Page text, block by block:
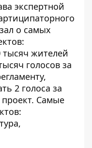
экспертной
о самых
тысяч жителей
голосов за
2 голоса за
Самые